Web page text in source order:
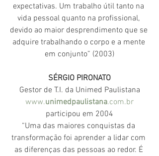
expectativas. Um trabalho útil tanto na
vida pessoal quanto na profissional,
devido ao maior desprendimento que se
adquire trabalhando o corpo e a mente
em conjunto” (2003)
SÉRGIO PIRONATO
Gestor de T.I. da Unimed Paulistana
www.unimedpaulistana.com.br
participou em 2004
“Uma das maiores conquistas da
transformação foi aprender a lidar com
as diferenças das pessoas ao redor. É